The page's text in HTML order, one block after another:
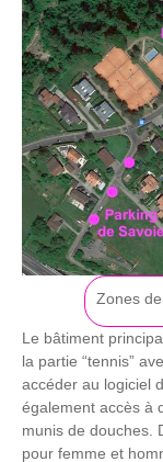
Zones
Le bâtiment
la partie “tennis”
accéder au logiciel
également accès à
munis de douches.
pour femme et